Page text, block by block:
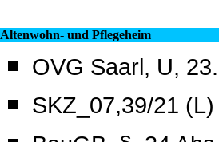
Altenwohn- und Pflegeheim
OVG Saarl, U,
SKZ_07,39/21 (L)